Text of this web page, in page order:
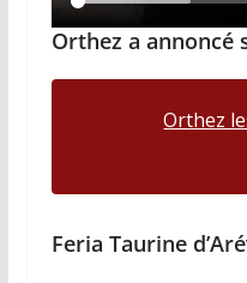
Orthez a annoncé
Orthez
Feria Taurine